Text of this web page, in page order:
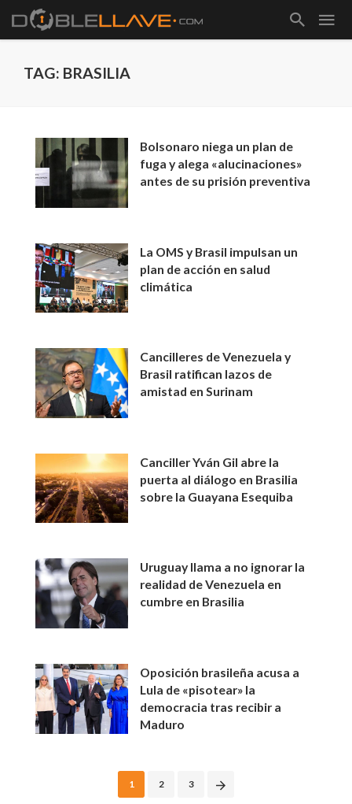
TAG: BRASILIA
Bolsonaro niega un plan de
fuga y alega «alucinaciones»
antes de su prisión preventiva
La OMS y Brasil impulsan un
plan de acción en salud
climática
Cancilleres de Venezuela y
Brasil ratifican lazos de
amistad en Surinam
Canciller Yván Gil abre la
puerta al diálogo en Brasilia
sobre la Guayana Esequiba
Uruguay llama a no ignorar la
realidad de Venezuela en
cumbre en Brasilia
Oposición brasileña acusa a
Lula de «pisotear» la
democracia tras recibir a
Maduro
1 2 3